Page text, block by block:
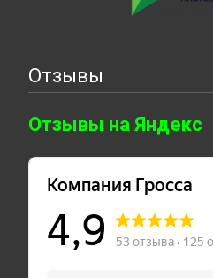
Отзывы
Отзывы на Яндекс